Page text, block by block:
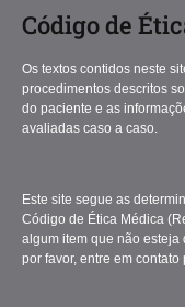
Código de
Os textos contidos neste
procedimentos descritos
do paciente e as
avaliadas caso a caso.
Este site segue as
Código de Ética Médica
algum item que não esteja
por favor, entre em contato